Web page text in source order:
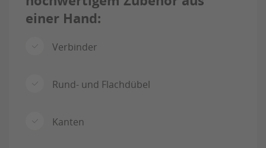
einer Hand:
Verbinder
Rund- und Flachdübel
Kanten